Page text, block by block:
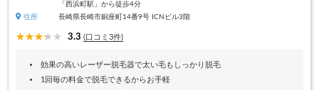
「西浜町駅」から徒歩4分
住所
長崎県長崎市銅座町14番9号 ICNビル3階
3.3 (口コミ3件)
効果の高いレーザー脱毛器で太い毛もしっかり脱毛
1回毎の料金で脱毛できるからお手軽